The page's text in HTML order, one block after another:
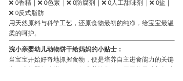
❌ 0香精｜❌ 0色素｜❌ 0防腐剂｜❌ 0人工甜味剂｜❌ 0盐｜
❌ 0反式脂肪
用天然原料与科学工艺，还原食物最初的纯净，给宝宝最温
柔的呵护。
浣小亲婴幼儿动物饼干给妈妈的小贴士：
当宝宝开始好奇地抓握食物，便是培养自主进食能力的关键
期。这款婴标小饼干，不仅营养均衡，更用天然风味与趣味